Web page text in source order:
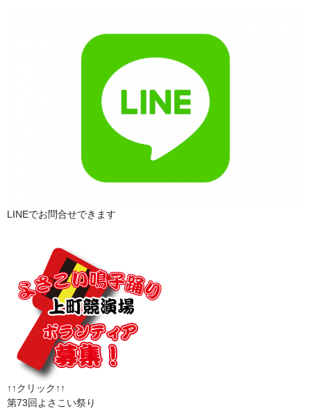
LINEでお問合せできます
↑↑クリック↑↑
第73回よさこい祭り